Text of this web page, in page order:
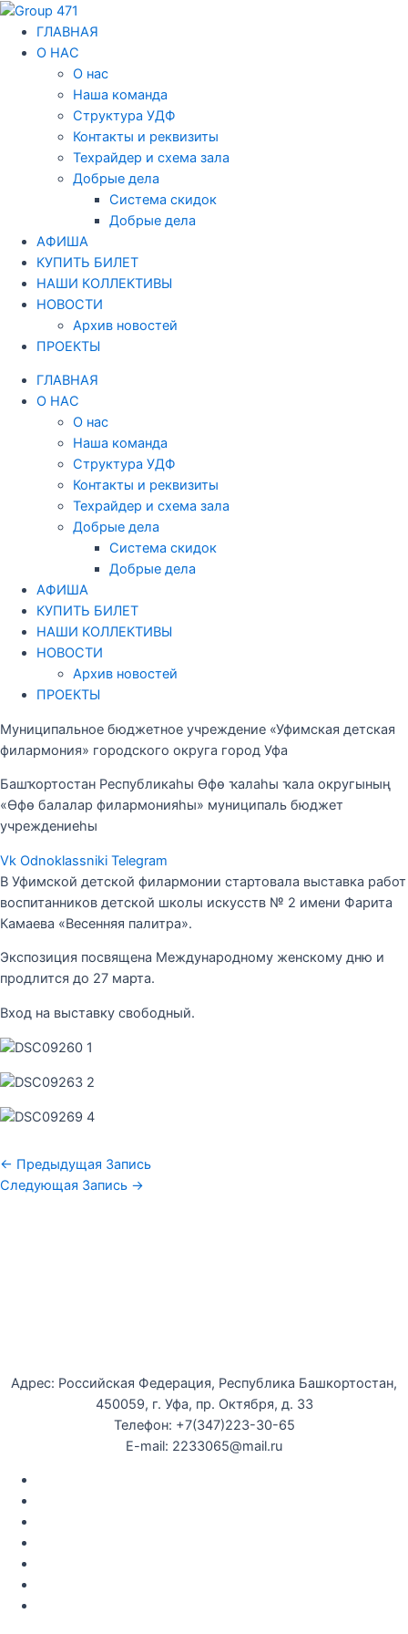
Перейти
содержимому
ГЛАВНАЯ
О НАС
О нас
Наша команда
Структура УДФ
Контакты и реквизиты
Техрайдер и схема зала
Добрые дела
Система скидок
Добрые дела
АФИША
КУПИТЬ БИЛЕТ
НАШИ КОЛЛЕКТИВЫ
НОВОСТИ
Архив новостей
ПРОЕКТЫ
ГЛАВНАЯ
О НАС
О нас
Наша команда
Структура УДФ
Контакты и реквизиты
Техрайдер и схема зала
Добрые дела
Система скидок
Добрые дела
АФИША
КУПИТЬ БИЛЕТ
НАШИ КОЛЛЕКТИВЫ
НОВОСТИ
Архив новостей
ПРОЕКТЫ
Муниципальное бюджетное учреждение «Уфимская детская
филармония» городского округа город Уфа
Башҡортостан Республикаһы Өфө ҡалаһы ҡала округының
«Өфө балалар филармонияһы» муниципаль бюджет
учреждениеһы
Vk Odnoklassniki Telegram
В Уфимской детской филармонии стартовала выставка работ
воспитанников детской школы искусств № 2 имени Фарита
Камаева «Весенняя палитра».
Экспозиция посвящена Международному женскому дню и
продлится до 27 марта.
Вход на выставку свободный.
Навигация
записям
← Предыдущая Запись
Следующая Запись →
Адрес: Российская Федерация, Республика Башкортостан,
450059, г. Уфа, пр. Октября, д. 33
Телефон: +7(347)223-30-65
E-mail: 2233065@mail.ru